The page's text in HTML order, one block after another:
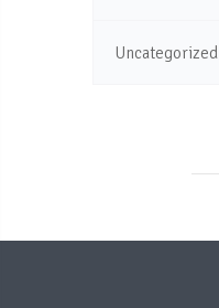
Uncategorized